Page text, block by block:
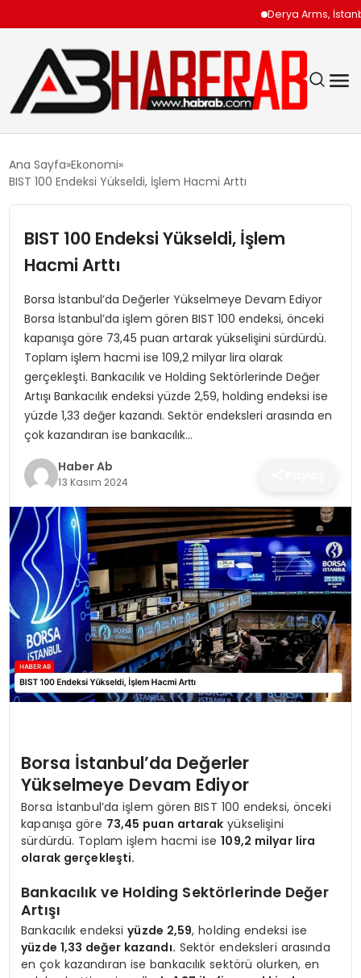
Derya Arms,
SIYASET
SPOR
SAĞLIK
MAGAZIN
Ana Sayfa Ekonomi
BIST 100 Endeksi Yükseldi, İşlem Hacmi Arttı
BIST 100 Endeksi Yükseldi, İşlem
Hacmi Arttı
Borsa İstanbul’da Değerler Yükselmeye Devam Ediyor
Borsa İstanbul’da işlem gören BIST 100 endeksi, önceki
kapanışa göre 73,45 puan artarak yükselişini sürdürdü.
Toplam işlem hacmi ise 109,2 milyar lira olarak
gerçekleşti. Bankacılık ve Holding Sektörlerinde Değer
Artışı Bankacılık endeksi yüzde 2,59, holding endeksi ise
yüzde 1,33 değer kazandı. Sektör endeksleri arasında en
çok kazandıran ise bankacılık…
Haber Ab
13 Kasım 2024
Borsa İstanbul’da Değerler
Yükselmeye Devam Ediyor
Borsa İstanbul’da işlem gören BIST 100 endeksi, önceki
kapanışa göre 73,45 puan artarak yükselişini
sürdürdü. Toplam işlem hacmi ise109,2 milyar lira
olarak gerçekleşti.
Bankacılık ve Holding Sektörlerinde Değer
Artışı
Bankacılık endeksiyüzde 2,59, holding endeksi ise
yüzde 1,33 değer kazandı. Sektör endeksleri arasında
en çok kazandıran ise bankacılık sektörü olurken, en